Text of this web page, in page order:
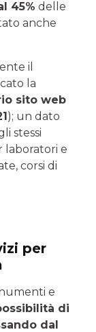
45% delle
anche
il
la
sito web
); un dato
stessi
laboratori e
corsi di
per
e
di
dal